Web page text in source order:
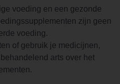
voeding en een gezonde
zijn geen
voeding.
of gebruik je medicijnen,
arts over het